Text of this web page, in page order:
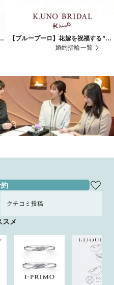
【ブループーロ】花嫁を祝福する”サ
ムシングブルー”の青い輝き
婚約指輪一覧
クチコミ投稿
スメ